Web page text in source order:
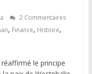
2 Commentaires
, Finance, Histoire,
réaffirmé le principe